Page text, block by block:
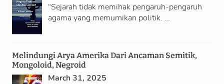
“Sejarah tidak memihak pengaruh-pengaruh
agama yang memurnikan politik. …
Melindungi Arya Amerika Dari Ancaman Semitik,
Mongoloid, Negroid
March 31, 2025